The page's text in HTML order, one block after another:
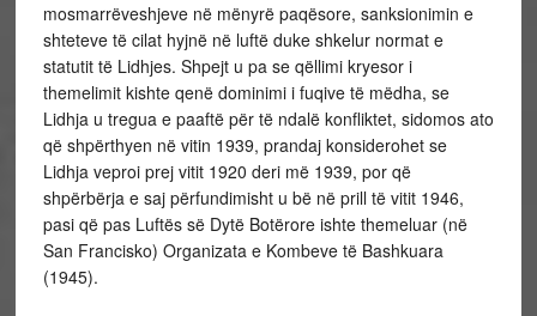
mosmarrëveshjeve në mënyrë paqësore, sanksionimin e
shteteve të cilat hyjnë në luftë duke shkelur normat e
statutit të Lidhjes. Shpejt u pa se qëllimi kryesor i
themelimit kishte qenë dominimi i fuqive të mëdha, se
Lidhja u tregua e paaftë për të ndalë konfliktet, sidomos ato
që shpërthyen në vitin 1939, prandaj konsiderohet se
Lidhja veproi prej vitit 1920 deri më 1939, por që
shpërbërja e saj përfundimisht u bë në prill të vitit 1946,
pasi që pas Luftës së Dytë Botërore ishte themeluar (në
San Francisko) Organizata e Kombeve të Bashkuara
(1945).